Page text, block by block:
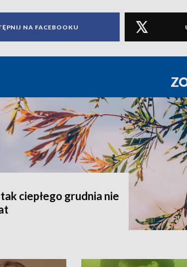
NA FACEBOOKU
ciepłego grudnia nie